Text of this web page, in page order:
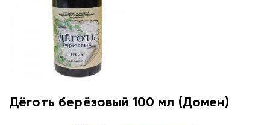
Дёготь берёзовый 100 мл (Домен)